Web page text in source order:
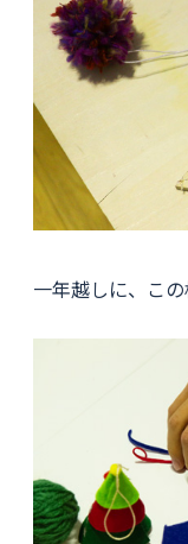
一年越しに、こ